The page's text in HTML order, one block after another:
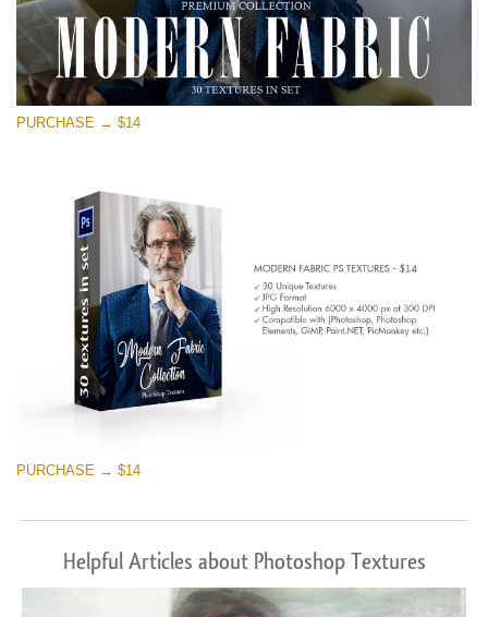
(1783 Overlays)
Large 6000*4000px
मुफ्त डाउनलोड
PURCHASE → $14
PURCHASE → $14
Helpful Articles about Photoshop Textures